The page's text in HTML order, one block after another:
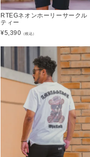
RTEGネオンホーリーサークル
ティー
¥5,390 （税込）